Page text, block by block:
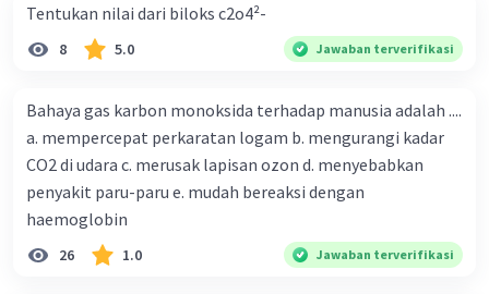
industri. Nanomaterial dapat berperan dalam
proses filtrasi dan detoksifikasi. Contoh:
7. Nanoteknologi dalam Energi Terbarukan
Nanoteknologi digunakan dalam
pengembangan sel surya, baterai, dan perangkat
energi terbarukan lainnya. Nanomaterial dapat
meningkatkan konduktivitas dan efisiensi energi.
Tentukan nilai dari biloks c2o4²-
8 5.0 Jawaban terverifikasi
Bahaya gas karbon monoksida terhadap manusia adalah ....
a. mempercepat perkaratan logam b. mengurangi kadar
CO2 di udara c. merusak lapisan ozon d. menyebabkan
penyakit paru-paru e. mudah bereaksi dengan
haemoglobin
26 1.0 Jawaban terverifikasi